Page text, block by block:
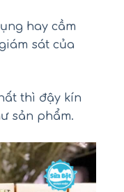
hay cầm
sát của
thì đậy kín
sản phẩm.